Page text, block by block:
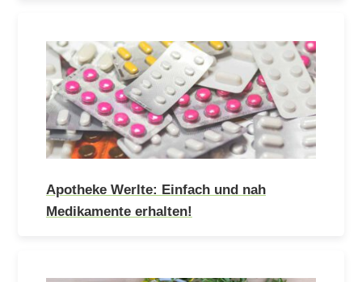
Apotheke Werlte: Einfach und nah
Medikamente erhalten!